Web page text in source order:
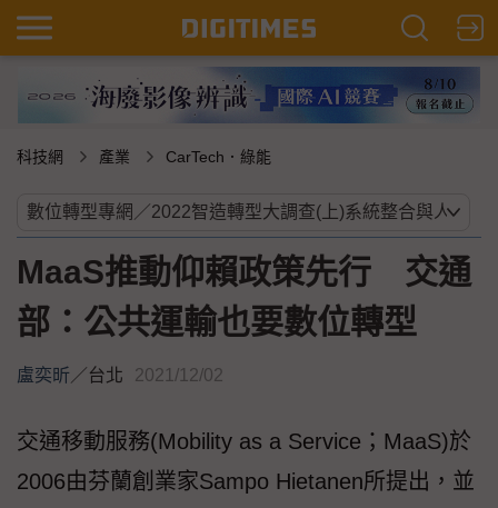
科技網 產業 CarTech．綠能
MaaS推動仰賴政策先行 交通
部：公共運輸也要數位轉型
盧奕昕／台北 2021/12/02
交通移動服務(Mobility as a Service；MaaS)於
2006由芬蘭創業家Sampo Hietanen所提出，並